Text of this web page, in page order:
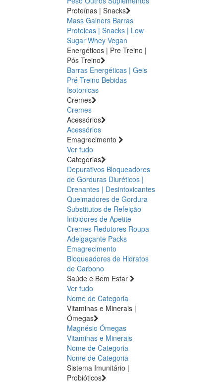
Proteínas | Snacks
Mass Gainers Barras
Proteicas | Snacks | Low
Sugar Whey Vegan
Energéticos | Pre Treino |
Pós Treino
Barras Energéticas | Geis
Pré Treino Bebidas
Isotonicas
Cremes
Cremes
Acessórios
Acessórios
Emagrecimento
Ver tudo
Categorias
Depurativos Bloqueadores
de Gorduras Diuréticos |
Drenantes | Desintoxicantes
Queimadores de Gordura
Substitutos de Refeição
Inibidores de Apetite
Cremes Redutores Roupa
Adelgaçante Packs
Emagrecimento
Bloqueadores de Hidratos
de Carbono
Saúde e Bem Estar
Ver tudo
Nome de Categoria
Vitaminas e Minerais |
Ómegas
Magnésio Ómegas
Vitaminas e Minerais
Nome de Categoria
Nome de Categoria
Sistema Imunitário |
Probióticos